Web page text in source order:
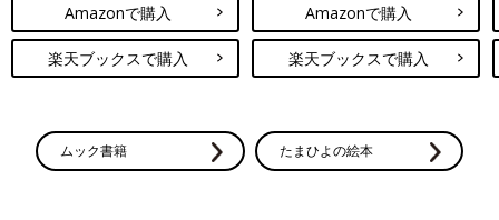
Amazonで購入
楽天ブックスで購入
Amazonで購入
楽天ブックスで購入
ムック書籍 たまひよの絵本